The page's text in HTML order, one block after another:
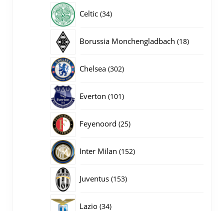
Celtic 3434
Borussia Monchengladbach 1818
Chelsea 302302
Everton 101101
Feyenoord 2525
Inter Milan 152152
Juventus 153153
Lazio 3434